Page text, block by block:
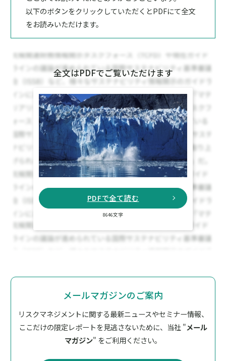
以下のボタンをクリックしていただくとPDFにて全文
をお読みいただけます。
全文はPDFでご覧いただけます
PDFで全て読む
8646文字
メールマガジンのご案内
リスクマネジメントに関する最新ニュースやセミナー情報、
ここだけの限定レポートを見逃さないために、 当社 "メール
マガジン" をご利用ください。